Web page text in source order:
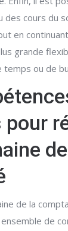
des cours du
en
grande
temps ou de
pour
de la
de